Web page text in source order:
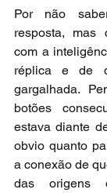
Por não
resposta, mas
com a
réplica e de
gargalhada.
botões
estava diante
obvio quanto
a conexão de
das origens